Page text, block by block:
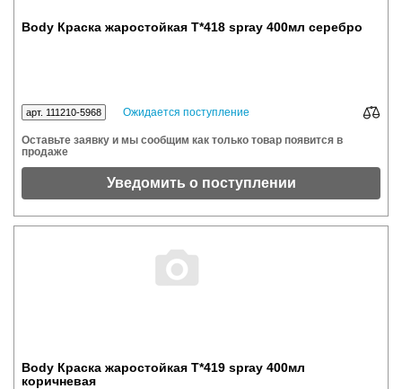
Body Краска жаростойкая Т*418 spray 400мл серебро
арт. 111210-5968 Ожидается поступление
Оставьте заявку и мы сообщим как только товар появится в
продаже
Уведомить о поступлении
Body Краска жаростойкая Т*419 spray 400мл
коричневая